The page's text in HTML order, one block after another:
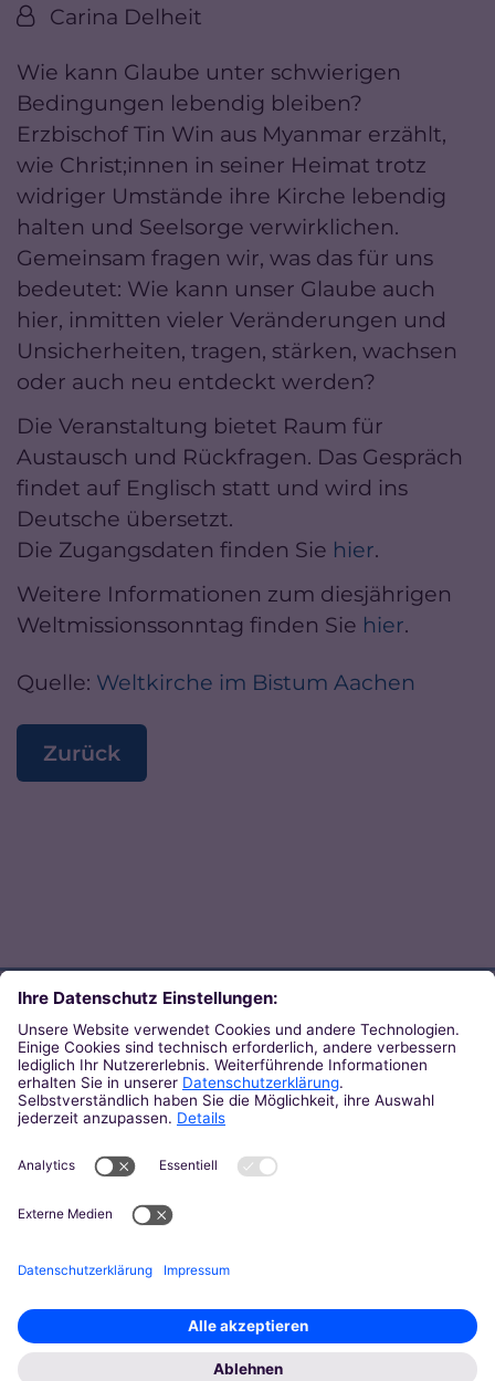
Von:Carina Delheit
Wie kann Glaube unter schwierigen
Bedingungen lebendig bleiben?
Erzbischof Tin Win aus Myanmar erzählt,
wie Christ;innen in seiner Heimat trotz
widriger Umstände ihre Kirche lebendig
halten und Seelsorge verwirklichen.
Gemeinsam fragen wir, was das für uns
bedeutet: Wie kann unser Glaube auch
hier, inmitten vieler Veränderungen und
Unsicherheiten, tragen, stärken, wachsen
oder auch neu entdeckt werden?
Die Veranstaltung bietet Raum für
Austausch und Rückfragen. Das Gespräch
findet auf Englisch statt und wird ins
Deutsche übersetzt.
Die Zugangsdaten finden Sie hier.
Weitere Informationen zum diesjährigen
Weltmissionssonntag finden Sie hier.
Quelle: Weltkirche im Bistum Aachen
Zurück
Direkt zum Thema
Zu den Orten von Kirche
Zu den Pastoralen Räumen
Weiterführende Links
Zum Newsletter des Bistums
Zur KirchenZeitung